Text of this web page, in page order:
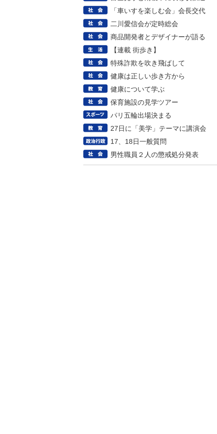
「車いすを楽しむ会」会長交代
二川愛信会が定時総会
商品開発者とデザイナーが語る
【連載 街歩き】
特殊詐欺を吹き飛ばして
健康は正しい歩き方から
健康について学ぶ
保育施設の見学ツアー
パリ五輪出場決まる
27日に「美学」テーマに講演会
17、18日一般質問
男性職員２人の懲戒処分発表